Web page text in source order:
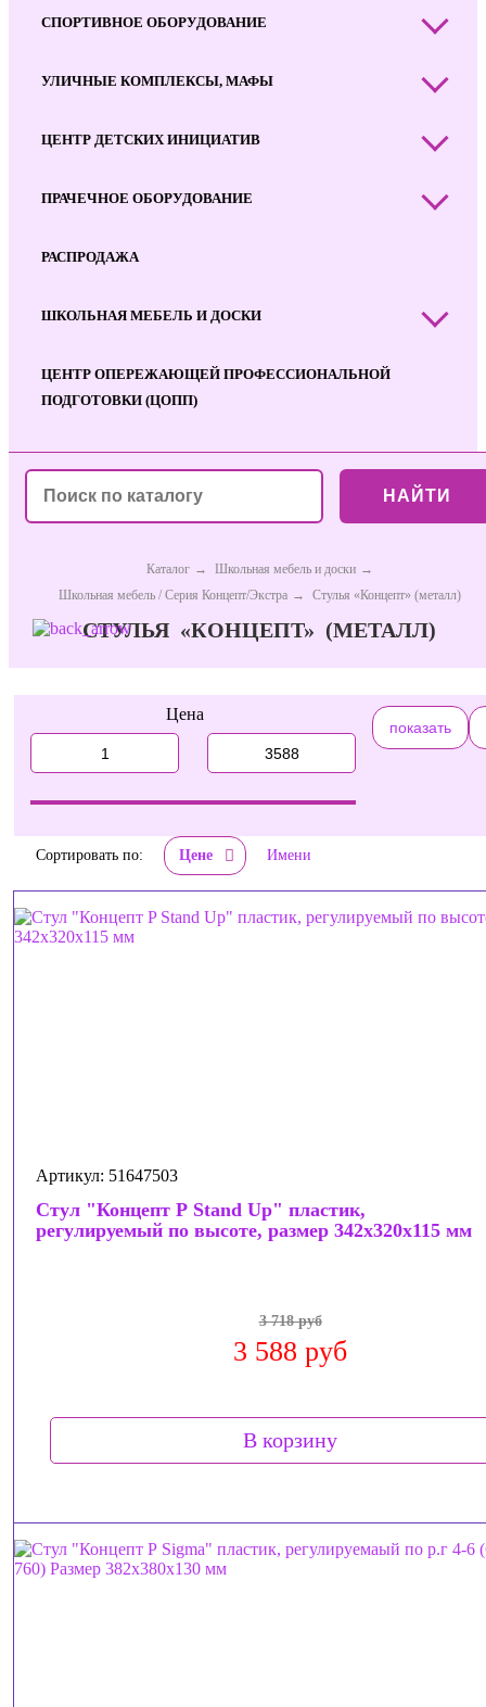
СПОРТИВНОЕ ОБОРУДОВАНИЕ
УЛИЧНЫЕ КОМПЛЕКСЫ, МАФЫ
ЦЕНТР ДЕТСКИХ ИНИЦИАТИВ
ПРАЧЕЧНОЕ ОБОРУДОВАНИЕ
РАСПРОДАЖА
ШКОЛЬНАЯ МЕБЕЛЬ И ДОСКИ
ЦЕНТР ОПЕРЕЖАЮЩЕЙ ПРОФЕССИОНАЛЬНОЙ
ПОДГОТОВКИ (ЦОПП)
НАЙТИ
Каталог → Школьная мебель и доски →
Школьная мебель / Серия Концепт/Экстра → Стулья «Концепт» (металл)
СТУЛЬЯ «КОНЦЕПТ» (МЕТАЛЛ)
Цена
Сортировать по: Цене Имени
Артикул: 51647503
Стул "Концепт P Stand Up" пластик,
регулируемый по высоте, размер 342х320х115 мм
3 718 руб
3 588 руб
В корзину